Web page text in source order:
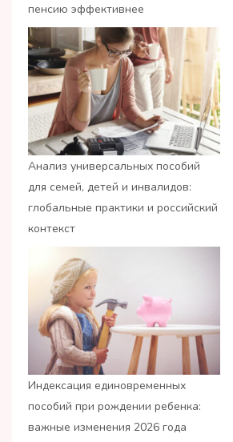
пенсию эффективнее
Анализ универсальных пособий
для семей, детей и инвалидов:
глобальные практики и российский
контекст
Индексация единовременных
пособий при рождении ребенка:
важные изменения 2026 года